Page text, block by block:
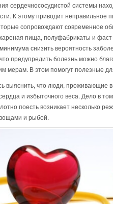
сердечнососудистой системы
К этому приводит неправильное
сопровождают современное
пища, полуфабрикаты и
снизить вероятность
предупредить болезнь можно
мерам. В этом помогут полезные
выяснить, что люди, проживающие
и избыточного веса. Дело в
поесть возникает несколько
и рыбой.